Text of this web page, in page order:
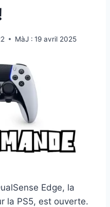
MàJ : 19 avril 2025
Edge, la
la PS5, est ouverte.